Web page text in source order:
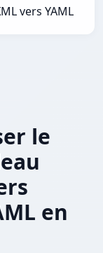
vers YAML
le
en